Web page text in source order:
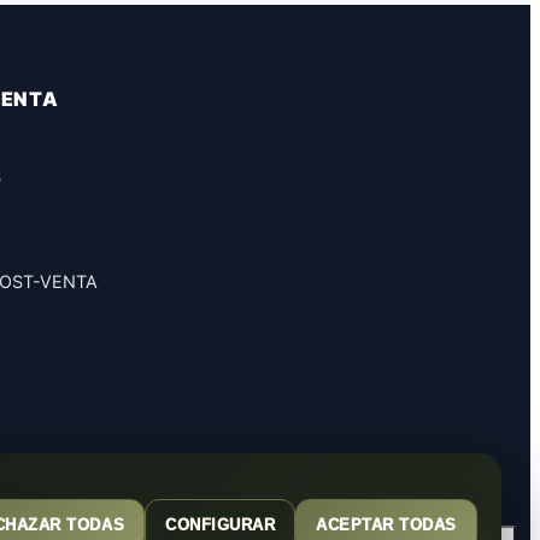
TODAS CONFIGURAR ACEPTAR TODAS
VENTA